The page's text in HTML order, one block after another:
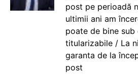
post pe perioadă
ultimii ani am
poate de bine
titularizabile / La
garanta de la
post